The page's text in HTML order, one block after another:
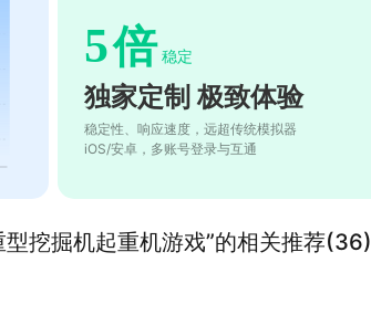
5倍 稳定
独家定制 极致体验
稳定性、响应速度，远超传统模拟器
iOS/安卓，多账号登录与互通
挖掘机起重机游戏”的相关推荐(36)